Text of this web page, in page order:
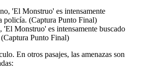
Monstruo' es intensamente buscado
Punto Final)
En otros pasajes, las amenazas son